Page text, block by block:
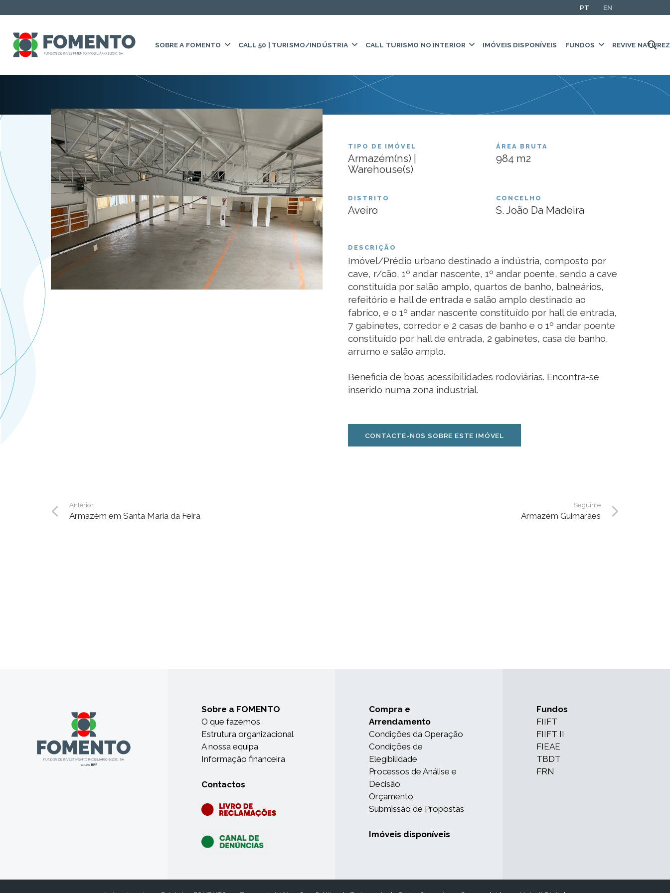
PT EN
SOBRE A FOMENTO CALL 50 | TURISMO/INDÚSTRIA CALL TURISMO NO INTERIOR IMÓVEIS DISPONÍVEIS FUNDOS REVIVE
Armazém Industrial em S.
João da Madeira
TIPO DE IMÓVEL
Armazém(ns) |
Warehouse(s)
ÁREA BRUTA
984 m2
DISTRITO
Aveiro
CONCELHO
S. João Da Madeira
DESCRIÇÃO
Imóvel/Prédio urbano destinado a indústria, composto por
cave, r/cão, 1º andar nascente, 1º andar poente, sendo a cave
constituída por salão amplo, quartos de banho, balneários,
refeitório e hall de entrada e salão amplo destinado ao
fabrico, e o 1º andar nascente constituído por hall de entrada,
7 gabinetes, corredor e 2 casas de banho e o 1º andar poente
constituído por hall de entrada, 2 gabinetes, casa de banho,
arrumo e salão amplo.
Beneficia de boas acessibilidades rodoviárias. Encontra-se
inserido numa zona industrial.
CONTACTE-NOS SOBRE ESTE IMÓVEL
Anterior
Armazém em Santa Maria da Feira
Seguinte
Armazém Guimarães
Sobre a FOMENTO
O que fazemos
Estrutura organizacional
A nossa equipa
Informação financeira
Contactos
Compra e
Arrendamento
Condições da Operação
Condições de
Elegibilidade
Processos de Análise e
Decisão
Orçamento
Submissão de Propostas
Imóveis disponíveis
Fundos
FIIFT
FIIFT II
FIEAE
TBDT
FRN